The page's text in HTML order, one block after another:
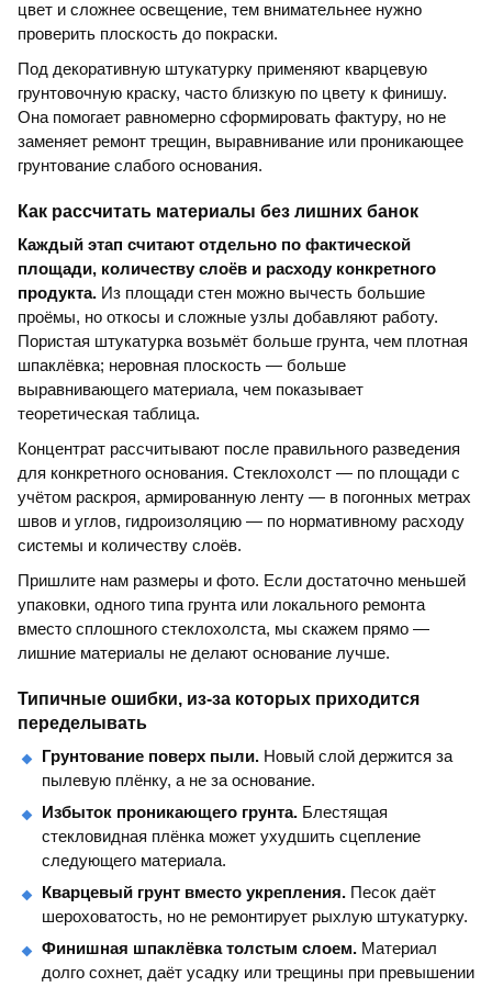
цвет и сложнее освещение, тем внимательнее нужно
проверить плоскость до покраски.
Под декоративную штукатурку применяют кварцевую
грунтовочную краску, часто близкую по цвету к финишу.
Она помогает равномерно сформировать фактуру, но не
заменяет ремонт трещин, выравнивание или проникающее
грунтование слабого основания.
Как рассчитать материалы без лишних банок
Каждый этап считают отдельно по фактической
площади, количеству слоёв и расходу конкретного
продукта. Из площади стен можно вычесть большие
проёмы, но откосы и сложные узлы добавляют работу.
Пористая штукатурка возьмёт больше грунта, чем плотная
шпаклёвка; неровная плоскость — больше
выравнивающего материала, чем показывает
теоретическая таблица.
Концентрат рассчитывают после правильного разведения
для конкретного основания. Стеклохолст — по площади с
учётом раскроя, армированную ленту — в погонных метрах
швов и углов, гидроизоляцию — по нормативному расходу
системы и количеству слоёв.
Пришлите нам размеры и фото. Если достаточно меньшей
упаковки, одного типа грунта или локального ремонта
вместо сплошного стеклохолста, мы скажем прямо —
лишние материалы не делают основание лучше.
Типичные ошибки, из-за которых приходится
переделывать
Грунтование поверх пыли. Новый слой держится за
пылевую плёнку, а не за основание.
Избыток проникающего грунта. Блестящая
стекловидная плёнка может ухудшить сцепление
следующего материала.
Кварцевый грунт вместо укрепления. Песок даёт
шероховатость, но не ремонтирует рыхлую штукатурку.
Финишная шпаклёвка толстым слоем. Материал
долго сохнет, даёт усадку или трещины при превышении